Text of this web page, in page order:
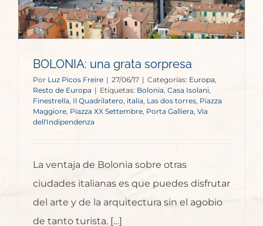
BOLONIA: una grata sorpresa
Por Luz Picos Freire | 27/06/17 | Categorías: Europa
Resto de Europa | Etiquetas: Bolonia, Casa Isolani,
Finestrella, Il Quadrilatero italia Las dos torres Piazza
Maggiore Piazza XX Settembre Porta Galliera, Via
dell'Indipendenza
La ventaja de Bolonia sobre otras
ciudades italianas es que puedes disfrutar
del arte y de la arquitectura sin el agobio
de tanto turista. […]